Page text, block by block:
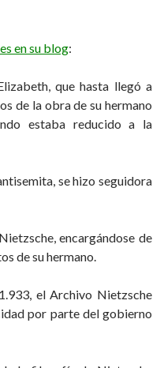
en su blog:
que hasta llegó a
de la obra de su hermano
estaba reducido a la
se hizo seguidora
encargándose de
de su hermano.
el Archivo Nietzsche
por parte del gobierno